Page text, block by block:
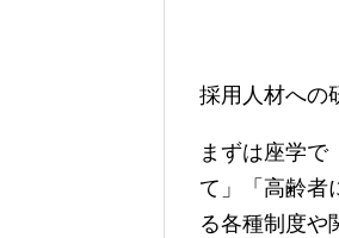
採用人材への
まずは座学で
て」「高齢者
る各種制度や